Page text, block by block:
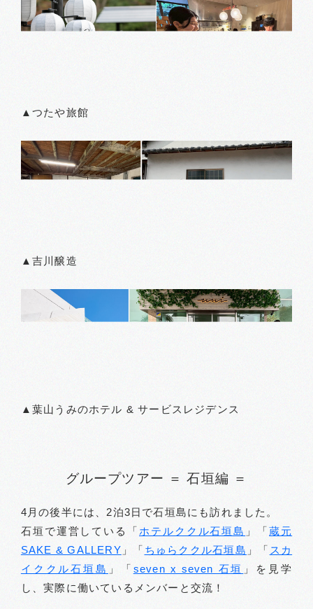
▲つたや旅館
▲吉川醸造
▲葉山うみのホテル & サービスレジデンス
グループツアー ＝ 石垣編 ＝
4月の後半には、2泊3日で石垣島にも訪れました。
石垣で運営している「 ホテルククル石垣島 」「蔵元
SAKE & GALLERY 」「 ちゅらククル石垣島 」「 スカ
イククル石垣島 」「 seven x seven 石垣 」を見学
し、実際に働いているメンバーと交流！